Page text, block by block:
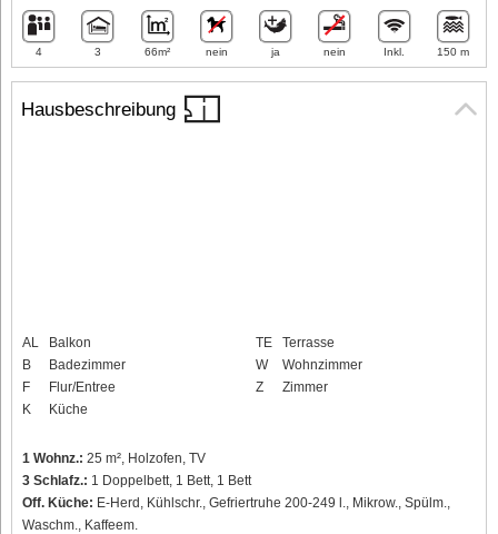
Hausbeschreibung
AL
Balkon
B
Badezimmer
F
Flur/Entree
K
Küche
TE
Terrasse
W
Wohnzimmer
Z
Zimmer
1 Wohnz.: 25 m², Holzofen, TV
3 Schlafz.: 1 Doppelbett, 1 Bett, 1 Bett
Off. Küche: E-Herd, Kühlschr., Gefriertruhe 200-249 l., Mikrow., Spülm.,
Waschm., Kaffeem.
4 3 66m² nein ja nein Inkl. 150 m